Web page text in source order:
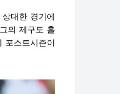
대한 경기에
의 제구도 훌
포스트시즌이